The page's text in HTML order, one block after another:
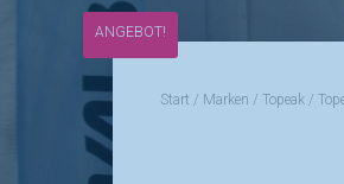
Start / Marken / Topeak/
ANGEBOT!